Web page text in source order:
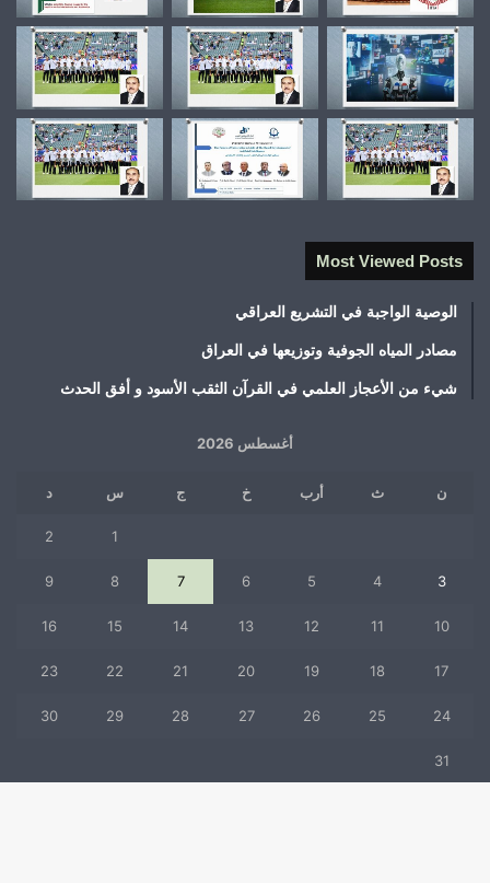
Most Viewed Posts
الوصية الواجبة في التشريع العراقي
مصادر المياه الجوفية وتوزيعها في العراق
شيء من الأعجاز العلمي في القرآن الثقب الأسود و أفق الحدث
أغسطس 2026
ن ث أرب خ ج س د
1
2
3
4
5
6
7
8
9
10
11
12
13
14
15
16
17
18
19
20
21
22
23
24
25
26
27
28
29
30
31